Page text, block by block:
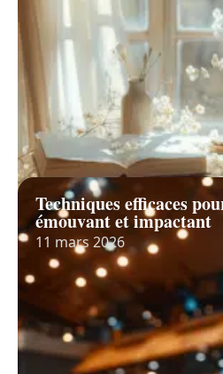
Techniques efficaces
émouvant et impactant
11 mars 2026